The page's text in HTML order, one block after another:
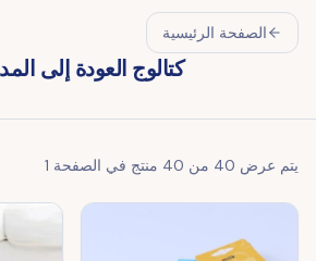
الصفحة الرئيسية
كتالوج العودة إلى
يتم عرض 40 من 40 منتج في الصفحة 1